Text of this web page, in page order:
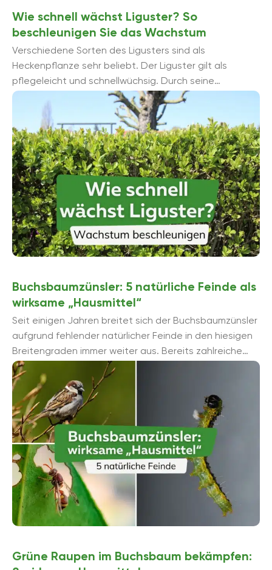
Wie schnell wächst Liguster? So
beschleunigen Sie das Wachstum
Verschiedene Sorten des Ligusters sind als
Heckenpflanze sehr beliebt. Der Liguster gilt als
pflegeleicht und schnellwüchsig. Durch seine
Schnittfestigkeit kann eine kompakte, blickdichte
Hecke herangezogen werden. Um die Ligusterhecke ...
Buchsbaumzünsler: 5 natürliche Feinde als
wirksame „Hausmittel“
Seit einigen Jahren breitet sich der Buchsbaumzünsler
aufgrund fehlender natürlicher Feinde in den hiesigen
Breitengraden immer weiter aus. Bereits zahlreiche
Buchsbäume wurden zerstört, denn der Zü...
Grüne Raupen im Buchsbaum bekämpfen: